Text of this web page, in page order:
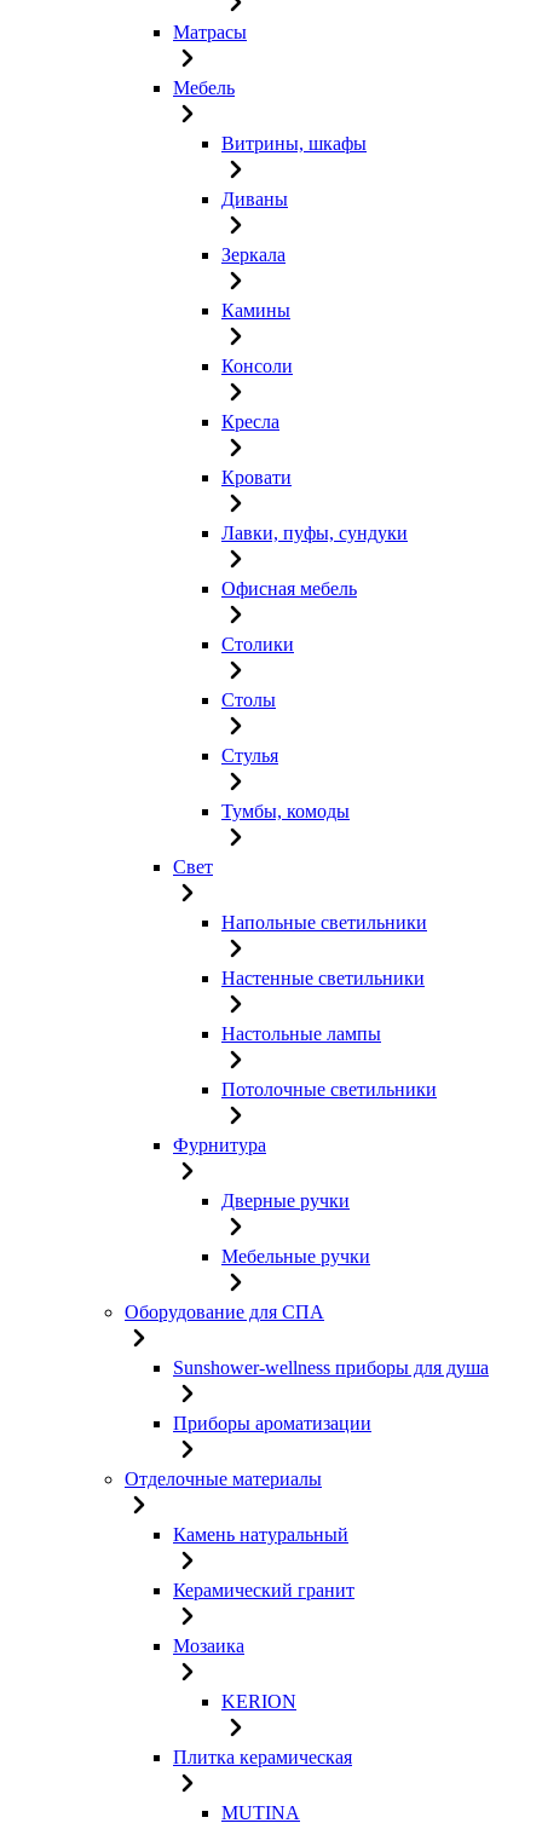
Матрасы
Мебель
Витрины, шкафы
Диваны
Зеркала
Камины
Консоли
Кресла
Кровати
Лавки, пуфы, сундуки
Офисная мебель
Столики
Столы
Стулья
Тумбы, комоды
Свет
Напольные светильники
Настенные светильники
Настольные лампы
Потолочные светильники
Фурнитура
Дверные ручки
Мебельные ручки
Оборудование для СПА
Sunshower-wellness приборы для душа
Приборы ароматизации
Отделочные материалы
Камень натуральный
Керамический гранит
Мозаика
KERION
Плитка керамическая
MUTINA